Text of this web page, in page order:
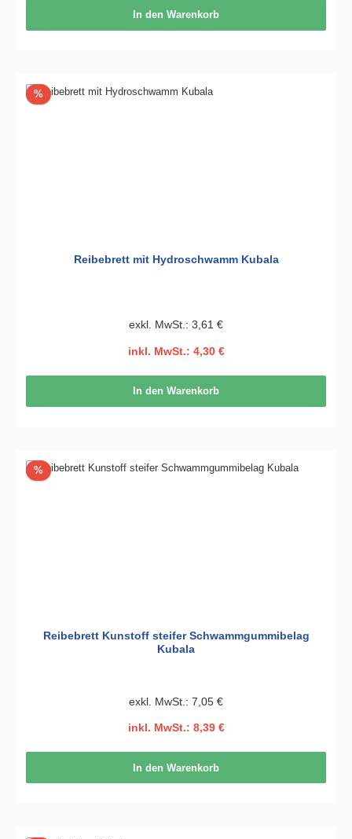
In den Warenkorb
%Rabatt
Reibebrett mit Hydroschwamm Kubala
exkl. MwSt.: 3,61 €
inkl. MwSt.: 4,30 €
In den Warenkorb
%Rabatt
Reibebrett Kunstoff steifer Schwammgummibelag
Kubala
exkl. MwSt.: 7,05 €
inkl. MwSt.: 8,39 €
In den Warenkorb